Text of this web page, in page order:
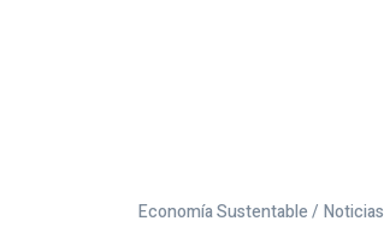
Economía Sustentable / Noticias